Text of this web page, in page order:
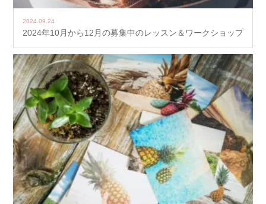
2024.09.24
2024年10月から12月の募集中のレッスン＆ワークショップ